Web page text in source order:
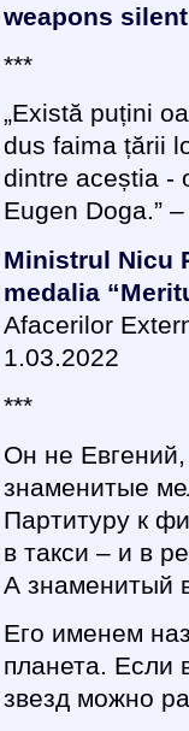
weapons
***
„Există puțini
dus faima țării
dintre aceștia -
Eugen Doga.”
Ministrul Nicu
medalia
Afacerilor
1.03.2022
***
Он не
знаменитые
Партитуру к
в такси – и в
А знаменитый
Его именем
планета. Если
звезд можно